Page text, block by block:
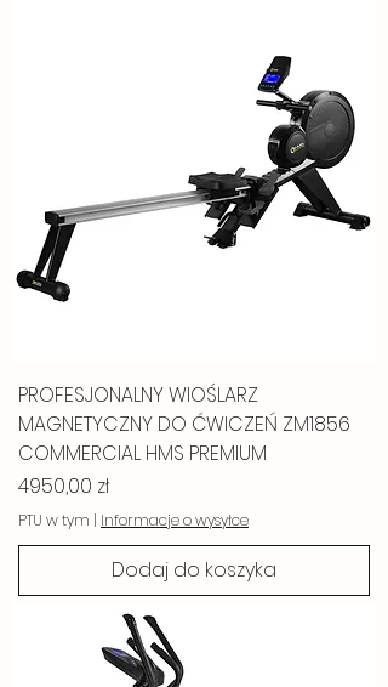
PROFESJONALNY WIOŚLARZ
MAGNETYCZNY DO ĆWICZEŃ ZM1856
COMMERCIAL HMS PREMIUM
Cena
4950,00 zł
PTU w tym | Informacje o wysyłce
Dodaj do koszyka